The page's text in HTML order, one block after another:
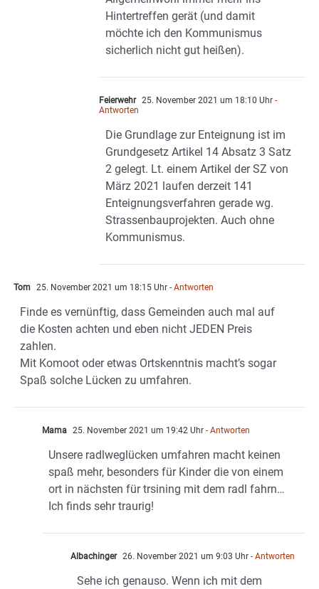
Hintertreffen gerät (und damit
möchte ich den Kommunismus
sicherlich nicht gut heißen).
Feierwehr 25. November 2021 um 18:10 Uhr -
Antworten
Die Grundlage zur Enteignung ist im
Grundgesetz Artikel 14 Absatz 3 Satz
2 gelegt. Lt. einem Artikel der SZ von
März 2021 laufen derzeit 141
Enteignungsverfahren gerade wg.
Strassenbauprojekten. Auch ohne
Kommunismus.
Tom 25. November 2021 um 18:15 Uhr - Antworten
Finde es vernünftig, dass Gemeinden auch mal auf
die Kosten achten und eben nicht JEDEN Preis
zahlen.
Mit Komoot oder etwas Ortskenntnis macht’s sogar
Spaß solche Lücken zu umfahren.
Mama 25. November 2021 um 19:42 Uhr - Antworten
Unsere radlweglücken umfahren macht keinen
spaß mehr, besonders für Kinder die von einem
ort in nächsten für trsining mit dem radl fahrn…
Ich finds sehr traurig!
Albachinger 26. November 2021 um 9:03 Uhr - Antworten
Sehe ich genauso. Wenn ich mit dem